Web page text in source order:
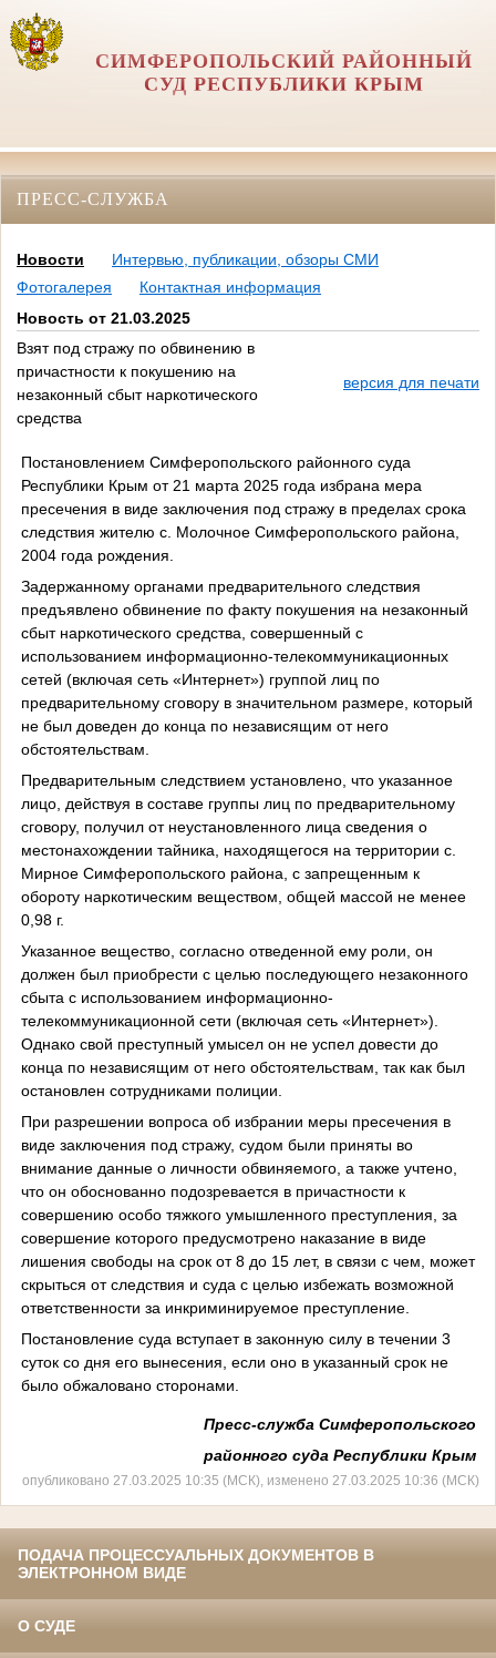
СИМФЕРОПОЛЬСКИЙ РАЙОННЫЙ
СУД РЕСПУБЛИКИ КРЫМ
ПРЕСС-СЛУЖБА
Новости
Интервью, публикации, обзоры СМИ
Фотогалерея
Контактная информация
Новость от 21.03.2025
Взят под стражу по обвинению в
причастности к покушению на
незаконный сбыт наркотического
средства
версия для печати
Постановлением Симферопольского районного суда
Республики Крым от 21 марта 2025 года избрана мера
пресечения в виде заключения под стражу в пределах срока
следствия жителю с. Молочное Симферопольского района,
2004 года рождения.
Задержанному органами предварительного следствия
предъявлено обвинение по факту покушения на незаконный
сбыт наркотического средства, совершенный с
использованием информационно-телекоммуникационных
сетей (включая сеть «Интернет») группой лиц по
предварительному сговору в значительном размере, который
не был доведен до конца по независящим от него
обстоятельствам.
Предварительным следствием установлено, что указанное
лицо, действуя в составе группы лиц по предварительному
сговору, получил от неустановленного лица сведения о
местонахождении тайника, находящегося на территории с.
Мирное Симферопольского района, с запрещенным к
обороту наркотическим веществом, общей массой не менее
0,98 г.
Указанное вещество, согласно отведенной ему роли, он
должен был приобрести с целью последующего незаконного
сбыта с использованием информационно-
телекоммуникационной сети (включая сеть «Интернет»).
Однако свой преступный умысел он не успел довести до
конца по независящим от него обстоятельствам, так как был
остановлен сотрудниками полиции.
При разрешении вопроса об избрании меры пресечения в
виде заключения под стражу, судом были приняты во
внимание данные о личности обвиняемого, а также учтено,
что он обоснованно подозревается в причастности к
совершению особо тяжкого умышленного преступления, за
совершение которого предусмотрено наказание в виде
лишения свободы на срок от 8 до 15 лет, в связи с чем, может
скрыться от следствия и суда с целью избежать возможной
ответственности за инкриминируемое преступление.
Постановление суда вступает в законную силу в течении 3
суток со дня его вынесения, если оно в указанный срок не
было обжаловано сторонами.
Пресс-служба Симферопольского
районного суда Республики Крым
опубликовано 27.03.2025 10:35 (МСК), изменено 27.03.2025 10:36 (МСК)
ПОДАЧА ПРОЦЕССУАЛЬНЫХ ДОКУМЕНТОВ В
ЭЛЕКТРОННОМ ВИДЕ
О СУДЕ